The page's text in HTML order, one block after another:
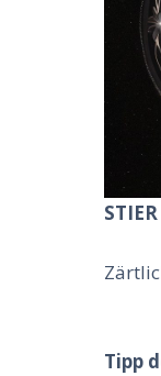
STIER
Tipp